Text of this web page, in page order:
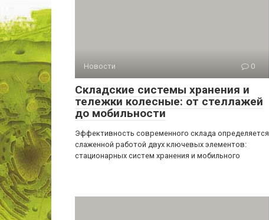
Новости 0
Складские системы хранения и
тележки колесные: от стеллажей
до мобильности
Эффективность современного склада определяется
слаженной работой двух ключевых элементов:
стационарных систем хранения и мобильного